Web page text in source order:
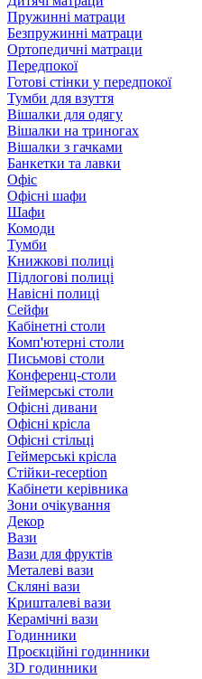
Пружинні матраци
Безпружинні матраци
Ортопедичні матраци
Передпокої
Готові стінки у передпокої
Тумби для взуття
Вішалки для одягу
Вішалки на триногах
Вішалки з гачками
Банкетки та лавки
Офіс
Офісні шафи
Шафи
Комоди
Тумби
Книжкові полиці
Підлогові полиці
Навісні полиці
Сейфи
Кабінетні столи
Комп'ютерні столи
Письмові столи
Конференц-столи
Геймерські столи
Офісні дивани
Офісні крісла
Офісні стільці
Геймерські крісла
Стійки-reception
Кабінети керівника
Зони очікування
Декор
Вази
Вази для фруктів
Металеві вази
Скляні вази
Кришталеві вази
Керамічні вази
Годинники
Проєкційні годинники
3D годинники